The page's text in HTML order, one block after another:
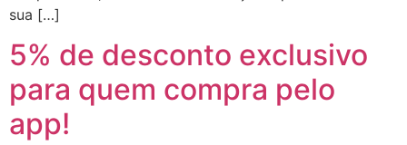
sua […]
5% de desconto exclusivo
para quem compra pelo
app!